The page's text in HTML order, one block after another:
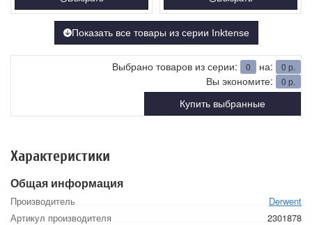
Показать все товары из серии Inktense
Выбрано товаров из серии: 0 на: 0 р.
Вы экономите: 0 р.
Купить выбранные
Характеристики
Общая информация
Производитель
Derwent
Артикул производителя
2301878